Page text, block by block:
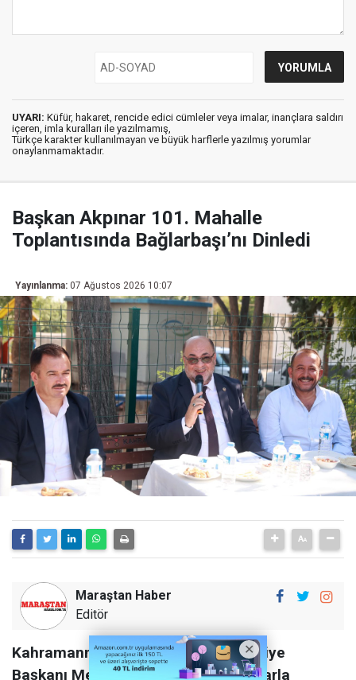
UYARI: Küfür, hakaret, rencide edici cümleler veya imalar, inançlara saldırı
içeren, imla kuralları ile yazılmamış,
Türkçe karakter kullanılmayan ve büyük harflerle yazılmış yorumlar
onaylanmamaktadır.
Başkan Akpınar 101. Mahalle
Toplantısında Bağlarbaşı’nı Dinledi
Yayınlanma: 07 Ağustos 2026 10:07
Maraştan Haber
Editör
Kahramanmaraş Dulkadiroğlu Belediye
Başkanı Mehmet Akpınar, vatandaşlarla